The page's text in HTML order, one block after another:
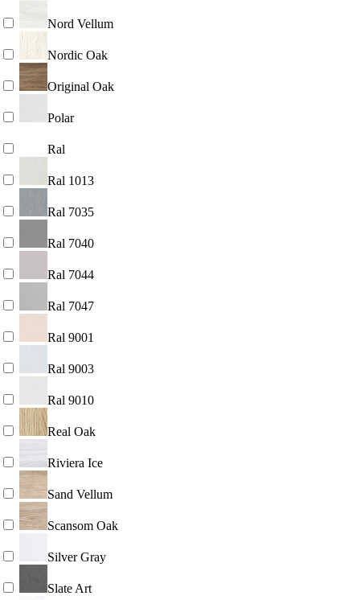
Nord Vellum
Nordic Oak
Original Oak
Polar
Ral
Ral 1013
Ral 7035
Ral 7040
Ral 7044
Ral 7047
Ral 9001
Ral 9003
Ral 9010
Real Oak
Riviera Ice
Sand Vellum
Scansom Oak
Silver Gray
Slate Art